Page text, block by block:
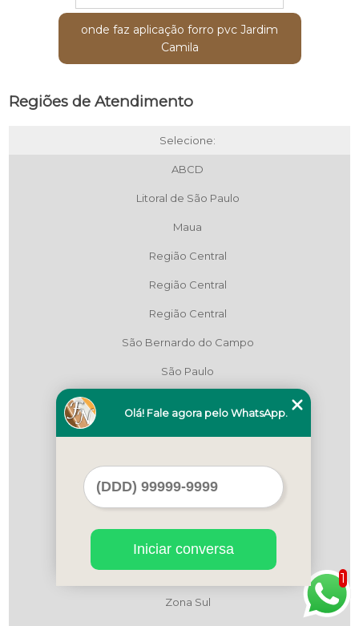
onde faz aplicação forro pvc Jardim
Camila
Regiões de Atendimento
Selecione:
ABCD
Litoral de São Paulo
Maua
Região Central
Região Central
Região Central
São Bernardo do Campo
São Paulo
Zona Norte
Zona Oeste
Zona Oeste
Zona Sul
1
Olá! Fale agora pelo WhatsApp.
Iniciar conversa